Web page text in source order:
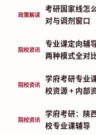
政策解读
考研国家线怎
对与调剂窗口
院校资讯
专业课定向辅
两种模式全对
院校资讯
学府考研专业
校资源 + 内部
院校资讯
学府考研：陕
校专业课辅导